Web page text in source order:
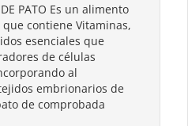
DE PATO Es un alimento
contiene Vitaminas,
esenciales que
de células
al
embrionarios de
de comprobada